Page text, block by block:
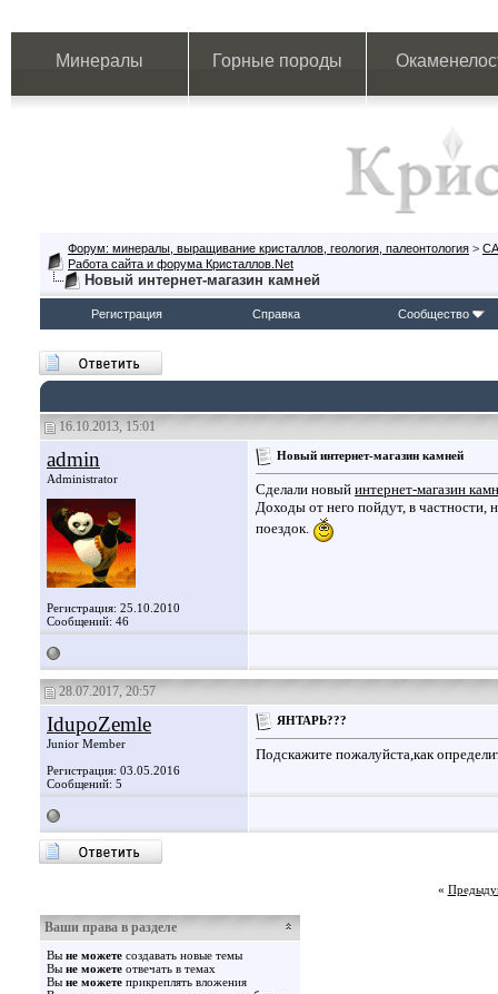
Минералы Горные породы
Форум: минералы, выращивание кристаллов, геология, палеонтология >
Работа сайта и форума Кристаллов.Net
Новый интернет-магазин камней
Регистрация Справка Сообщество
16.10.2013, 15:01
admin
Administrator
Регистрация: 25.10.2010
Сообщений: 46
Новый интернет-магазин камней
Сделали новый интернет-магазин
Доходы от него пойдут, в частности,
поездок.
28.07.2017, 20:57
IdupoZemle
Junior Member
Регистрация: 03.05.2016
Сообщений: 5
ЯНТАРЬ???
Подскажите пожалуйста,как
«
Ваши права в разделе
Вы не можете создавать новые темы
Вы не можете отвечать в темах
Вы не можете прикреплять вложения